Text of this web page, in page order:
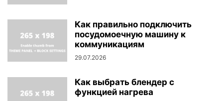
Как правильно подключить
посудомоечную машину к
коммуникациям
29.07.2026
Как выбрать блендер с
функцией нагрева